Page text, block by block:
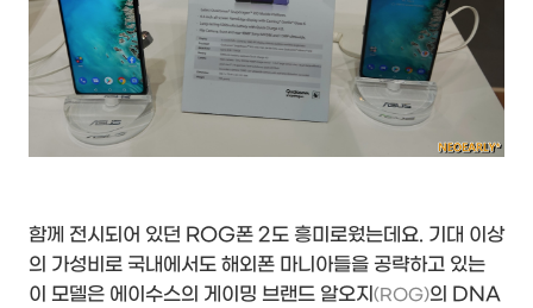
함께 전시되어 있던 ROG폰 2도 흥미로웠는데요. 기대 이상
의 가성비로 국내에서도 해외폰 마니아들을 공략하고 있는
이 모델은 에이수스의 게이밍 브랜드 알오지 (ROG)의 DNA